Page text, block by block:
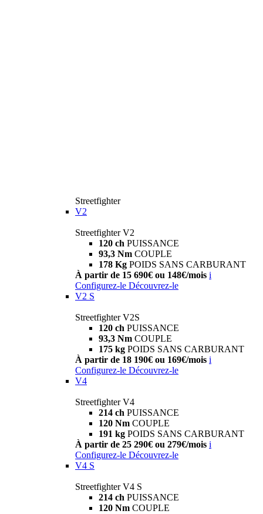
Streetfighter
V2
Streetfighter V2
120 ch PUISSANCE
93,3 Nm COUPLE
178 Kg POIDS SANS CARBURANT
À partir de 15 690€ ou 148€/mois i
Configurez-le Découvrez-le
V2 S
Streetfighter V2S
120 ch PUISSANCE
93,3 Nm COUPLE
175 kg POIDS SANS CARBURANT
À partir de 18 190€ ou 169€/mois i
Configurez-le Découvrez-le
V4
Streetfighter V4
214 ch PUISSANCE
120 Nm COUPLE
191 kg POIDS SANS CARBURANT
À partir de 25 290€ ou 279€/mois i
Configurez-le Découvrez-le
V4 S
Streetfighter V4 S
214 ch PUISSANCE
120 Nm COUPLE